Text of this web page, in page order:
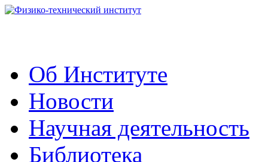
Об Институте
Новости
Научная деятельность
Библиотека